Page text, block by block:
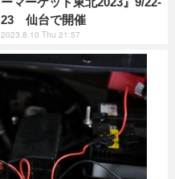
23 仙台で開催
2023.8.10 Thu 21:57